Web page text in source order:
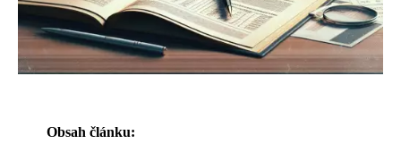
Obsah článku: